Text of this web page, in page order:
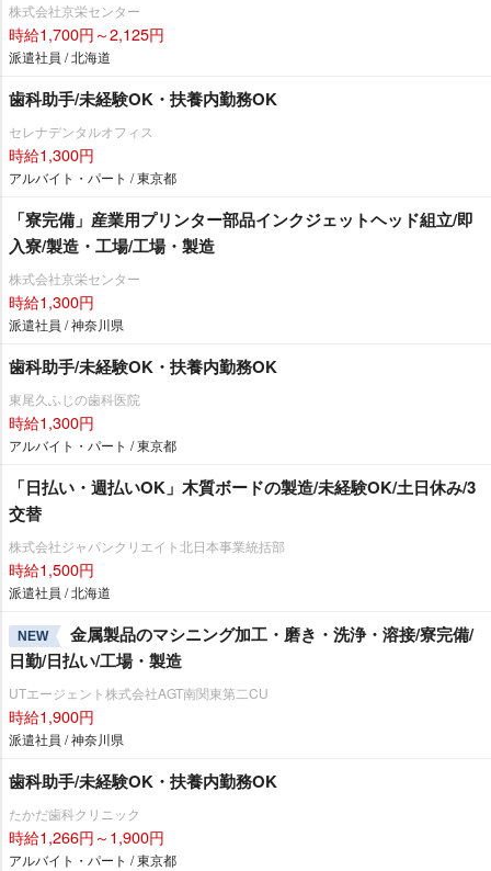
株式会社京栄センター
時給1,700円～2,125円
派遣社員 / 北海道
歯科助手/未経験OK・扶養内勤務OK
セレナデンタルオフィス
時給1,300円
アルバイト・パート / 東京都
「寮完備」産業用プリンター部品インクジェットヘッド組立/即
入寮/製造・工場/工場・製造
株式会社京栄センター
時給1,300円
派遣社員 / 神奈川県
歯科助手/未経験OK・扶養内勤務OK
東尾久ふじの歯科医院
時給1,300円
アルバイト・パート / 東京都
「日払い・週払いOK」木質ボードの製造/未経験OK/土日休み/3
交替
株式会社ジャパンクリエイト北日本事業統括部
時給1,500円
派遣社員 / 北海道
NEW
金属製品のマシニング加工・磨き・洗浄・溶接/寮完備/
日勤/日払い/工場・製造
UTエージェント株式会社AGT南関東第二CU
時給1,900円
派遣社員 / 神奈川県
歯科助手/未経験OK・扶養内勤務OK
たかだ歯科クリニック
時給1,266円～1,900円
アルバイト・パート / 東京都